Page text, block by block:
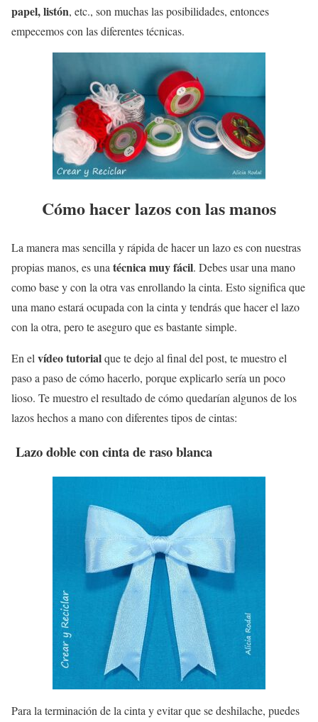
papel, listón, etc., son muchas las posibilidades, entonces
empecemos con las diferentes técnicas.
Cómo hacer lazos con las manos
La manera mas sencilla y rápida de hacer un lazo es con nuestras
propias manos, es una técnica muy fácil. Debes usar una mano
como base y con la otra vas enrollando la cinta. Esto significa que
una mano estará ocupada con la cinta y tendrás que hacer el lazo
con la otra, pero te aseguro que es bastante simple.
En el vídeo tutorialque te dejo al final del post, te muestro el
paso a paso de cómo hacerlo, porque explicarlo sería un poco
lioso. Te muestro el resultado de cómo quedarían algunos de los
lazos hechos a mano con diferentes tipos de cintas:
Lazo doble con cinta de raso blanca
Para la terminación de la cinta y evitar que se deshilache, puedes